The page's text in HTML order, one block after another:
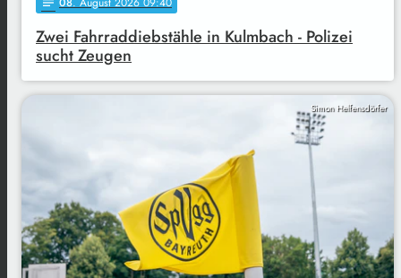
Zwei Fahrraddiebstähle in Kulmbach - Polizei
sucht Zeugen
Simon Helfensdörfer